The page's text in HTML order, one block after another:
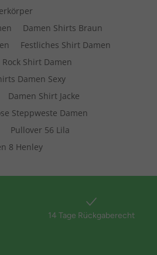
Damen Shirts Braun
Festliches Shirt Damen
Rock Shirt Damen
Damen Sexy
Damen Shirt Jacke
Steppweste Damen
Pullover 56 Lila
8 Henley
14 Tage Rückgaberecht